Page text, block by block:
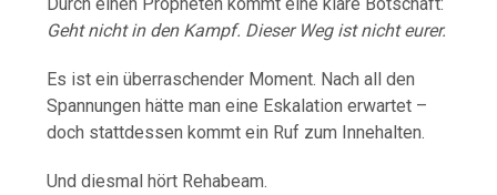
Geht nicht in den Kampf. Dieser Weg ist nicht eurer.
Es ist ein überraschender Moment. Nach all den
Spannungen hätte man eine Eskalation erwartet –
doch stattdessen kommt ein Ruf zum Innehalten.
Und diesmal hört Rehabeam.